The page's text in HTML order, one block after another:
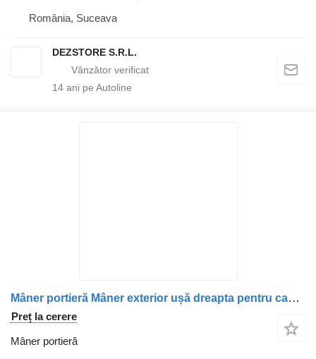
România, Suceava
DEZSTORE S.R.L.
14 ani pe Autoline
Mâner portieră Mâner exterior ușă dreapta pentru camion MAN cu cablaj și cheie
Preț la cerere
Mâner portieră